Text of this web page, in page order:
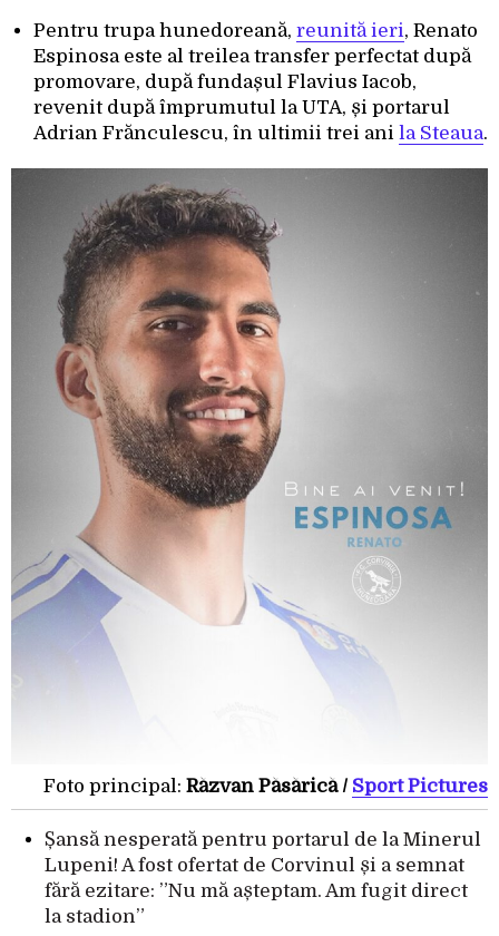
Pentru trupa hunedoreană, reunită ieri, Renato
Espinosa este al treilea transfer perfectat după
promovare, după fundașul Flavius ​​​​Iacob,
revenit după împrumutul la UTA, și portarul
Adrian Frănculescu, în ultimii trei ani la Steaua.
Foto principal: Răzvan Păsărică / Sport Pictures
Șansă nesperată pentru portarul de la Minerul
Lupeni! A fost ofertat de Corvinul și a semnat
fără ezitare: ”Nu mă așteptam. Am fugit direct
la stadion”